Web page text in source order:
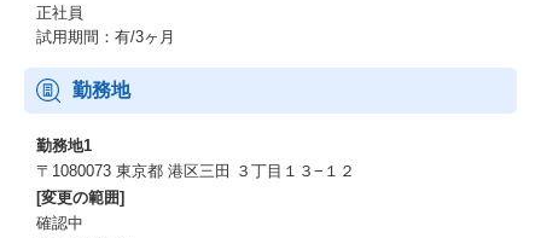
正社員
試用期間：有/3ヶ月
勤務地
勤務地1
〒1080073 東京都 港区三田 ３丁目１３−１２
[変更の範囲]
確認中